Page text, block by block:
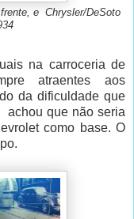
e Chrysler/DeSoto
na carroceria de
atraentes aos
da dificuldade que
achou que não seria
como base. O